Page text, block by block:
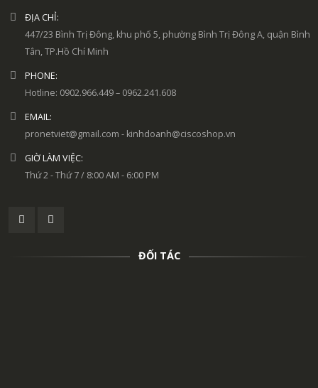
ĐỊA CHỈ:
447/23 Bình Trị Đông, khu phố 5, phường Bình Trị Đông A, quận Bình
Tân, TP.Hồ Chí Minh
PHONE:
Hotline: 0902.966.449 – 0962.241.608
EMAIL:
pronetviet@gmail.com - kinhdoanh@ciscoshop.vn
GIỜ LÀM VIỆC:
Thứ 2 - Thứ 7 / 8:00 AM - 6:00 PM
ĐỐI TÁC